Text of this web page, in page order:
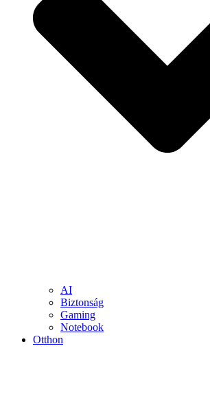
AI
Biztonság
Gaming
Notebook
Otthon